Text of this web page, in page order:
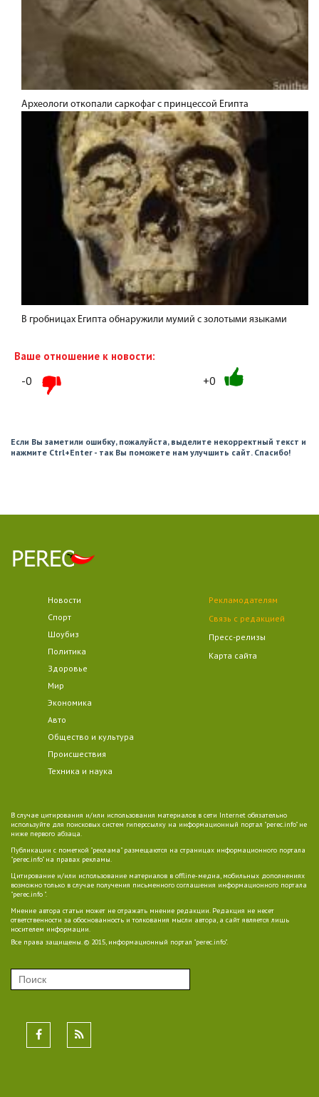
Археологи откопали саркофаг с принцессой Египта
В гробницах Египта обнаружили мумий с золотыми языками
Ваше отношение к новости:
-0 +0
Если Вы заметили ошибку, пожалуйста, выделите некорректный текст и
нажмите Ctrl+Enter - так Вы поможете нам улучшить сайт. Спасибо!
Новости
Спорт
Шоубиз
Политика
Здоровье
Мир
Экономика
Авто
Общество и культура
Происшествия
Техника и наука
Рекламодателям
Связь с редакцией
Пресс-релизы
Карта сайта
В случае цитирования и/или использования материалов в сети Internet обязательно
используйте для поисковых систем гиперссылку на информационный портал "perec.info" не
ниже первого абзаца.
Публикации с пометкой "реклама" размещаются на страницах информационного портала
"perec.info" на правах рекламы.
Цитирование и/или использование материалов в offline-медиа, мобильных дополнениях
возможно только в случае получения письменного соглашения информационного портала
"perec.info ".
Мнение автора статьи может не отражать мнение редакции. Редакция не несет
ответственности за обоснованность и толкования мысли автора, а сайт является лишь
носителем информации.
Все права защищены. © 2015, информационный портал "perec.info".